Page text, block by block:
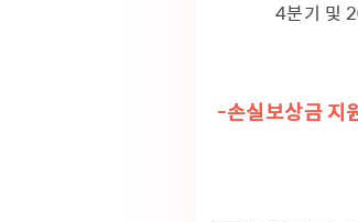
4분기 및 2022
-손실보상금 지